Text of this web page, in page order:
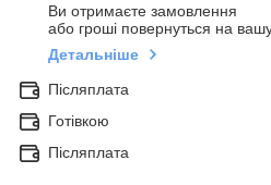
Ви отримаєте замовлення
або гроші повернуться на
Детальніше
Післяплата
Готівкою
Післяплата